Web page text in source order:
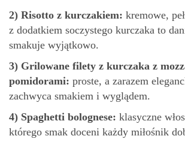
2) Risotto z kurczakiem: kremowe,
z dodatkiem soczystego kurczaka to
smakuje wyjątkowo.
3) Grilowane filety z kurczaka z
pomidorami: proste, a zarazem
zachwyca smakiem i wyglądem.
4) Spaghetti bolognese: klasyczne
którego smak doceni każdy miłośnik